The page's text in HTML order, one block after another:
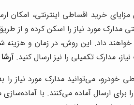
مزایای خرید اقساطی اینترنتی،
مدارک مورد نیاز را اسکن کرده و از
خواهند داد. این روش، در زمان و
مدارک تکمیلی را نیز ارسال کنید.
خودرو، می‌توانید مدارک مورد نیاز
برای ارسال آماده می‌کنند. با